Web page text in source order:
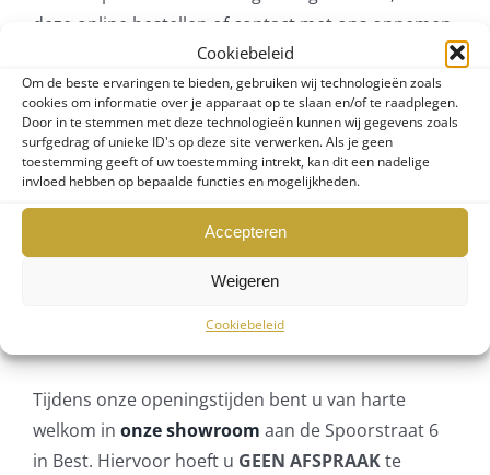
Cookiebeleid
Om de beste ervaringen te bieden, gebruiken wij technologieën zoals
cookies om informatie over je apparaat op te slaan en/of te raadplegen.
Door in te stemmen met deze technologieën kunnen wij gegevens zoals
surfgedrag of unieke ID's op deze site verwerken. Als je geen
toestemming geeft of uw toestemming intrekt, kan dit een nadelige
invloed hebben op bepaalde functies en mogelijkheden.
Accepteren
Weigeren
Cookiebeleid
deze online bestellen of contact met ons opnemen
om meer informatie te krijgen over de installatie en
onze diensten. Onze experts staan altijd klaar om u
te helpen en uw vragen te beantwoorden.
Adviesgesprek
showroom
Tijdens onze openingstijden bent u van harte
welkom in onze showroom aan de Spoorstraat 6
in Best. Hiervoor hoeft u GEEN AFSPRAAKte